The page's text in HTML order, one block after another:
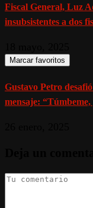
Fiscal General, Luz
insubsistentes a dos
Marcar favoritos
Gustavo Petro
mensaje: